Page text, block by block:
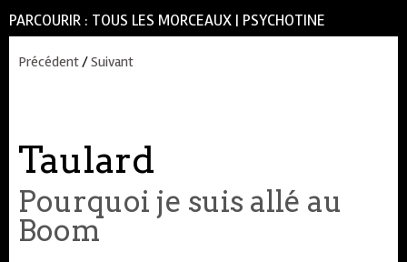
PARCOURIR : TOUS LES MORCEAUX | PSYCHOTINE
Précédent/Suivant
Taulard
Pourquoi je suis allé au
Boom